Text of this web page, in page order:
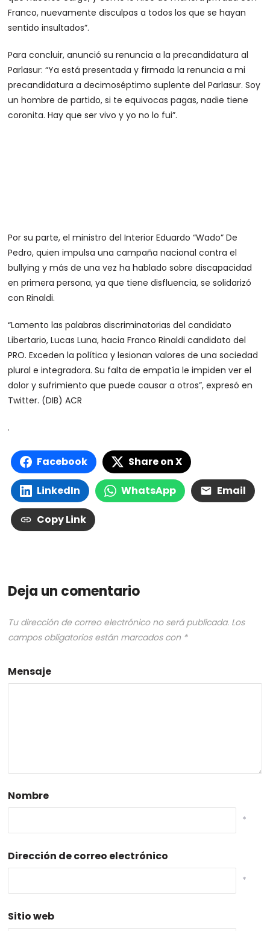
Franco, nuevamente disculpas a todos los que se hayan
sentido insultados”.
Para concluir, anunció su renuncia a la precandidatura al
Parlasur: “Ya está presentada y firmada la renuncia a mi
precandidatura a decimoséptimo suplente del Parlasur. Soy
un hombre de partido, si te equivocas pagas, nadie tiene
coronita. Hay que ser vivo y yo no lo fui”.
Por su parte, el ministro del Interior Eduardo “Wado” De
Pedro, quien impulsa una campaña nacional contra el
bullying y más de una vez ha hablado sobre discapacidad
en primera persona, ya que tiene disfluencia, se solidarizó
con Rinaldi.
“Lamento las palabras discriminatorias del candidato
Libertario, Lucas Luna, hacia Franco Rinaldi candidato del
PRO. Exceden la política y lesionan valores de una sociedad
plural e integradora. Su falta de empatía le impiden ver el
dolor y sufrimiento que puede causar a otros”, expresó en
Twitter. (DIB) ACR
.
Facebook Share on X
LinkedIn WhatsApp Email
Copy Link
Deja un comentario
Tu dirección de correo electrónico no será publicada. Los
campos obligatorios están marcados con *
Mensaje
Nombre
*
Dirección de correo electrónico
*
Sitio web